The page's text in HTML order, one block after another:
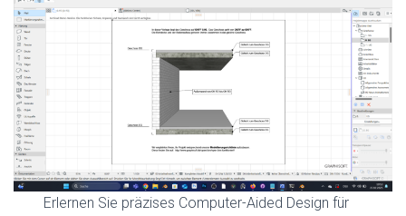
Erlernen Sie präzises Computer-Aided Design für